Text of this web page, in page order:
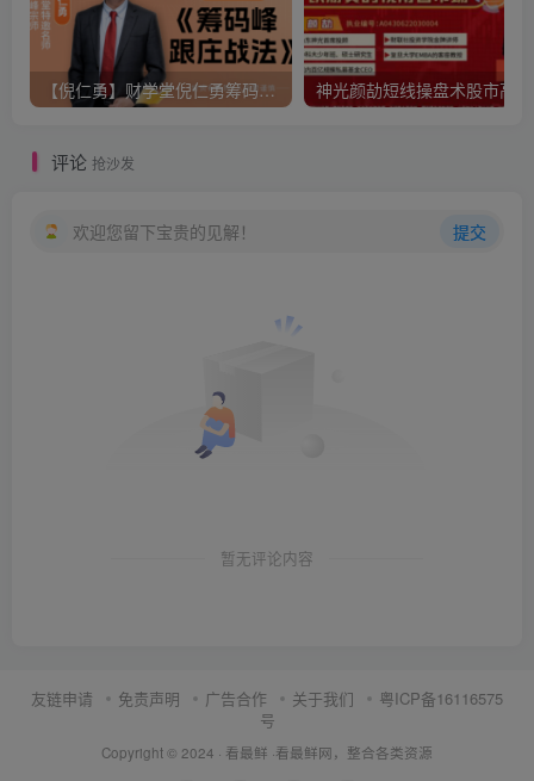
【倪仁勇】财学堂倪仁勇筹码峰跟庄战法系统课+筹码峰指标
评论 抢沙发
欢迎您留下宝贵的见解！ 提交
暂无评论内容
友链申请 免责声明 广告合作 关于我们
粤ICP备16116575
号
Copyright © 2024 · 看最鲜 ·看最鲜网，整合各类资源